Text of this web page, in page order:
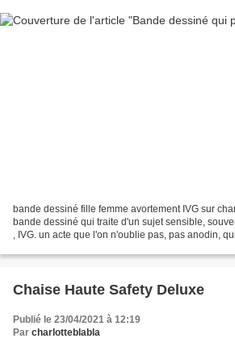
bande dessiné fille femme avortement IVG sur
bande dessiné qui traite d'un sujet sensible,
, IVG. un acte que l'on n'oublie pas, pas anodin,
Chaise Haute Safety Deluxe
Publié le 23/04/2021 à 12:19
Par charlotteblabla